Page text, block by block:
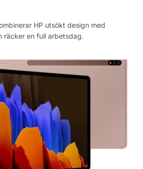
HP utsökt design med
räcker en full arbetsdag.